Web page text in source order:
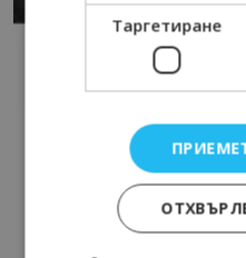
Таргетиране